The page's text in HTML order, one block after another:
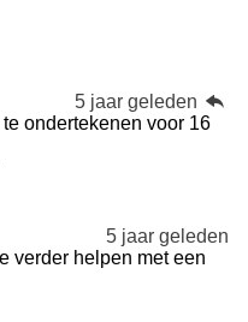
5 jaar geleden
ondertekenen voor 16
5 jaar geleden
verder helpen met een